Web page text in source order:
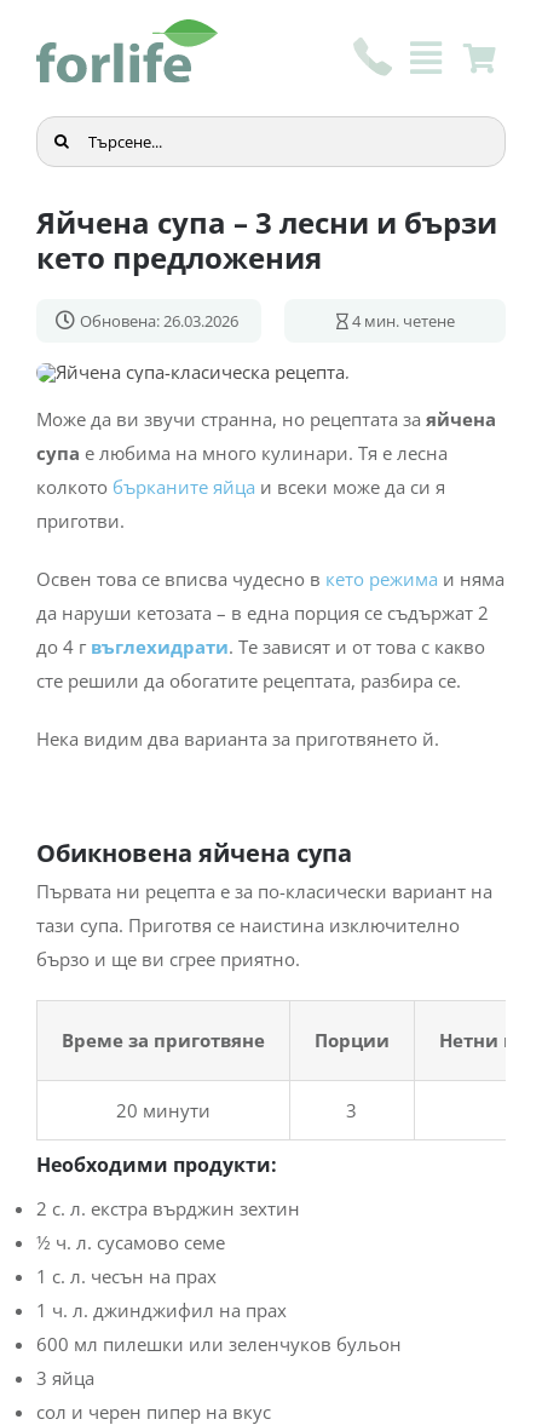
content
Търсене
...
Яйчена супа – 3 лесни и бързи
кето предложения
Обновена: 26.03.2026 4 мин. четене
Може да ви звучи странна, но рецептата за яйчена
супа е любима на много кулинари. Тя е лесна
колкото бърканите яйца и всеки може да си я
приготви.
Освен това се вписва чудесно в кето режима и няма
да наруши кетозата – в една порция се съдържат 2
до 4 г въглехидрати. Те зависят и от това с какво
сте решили да обогатите рецептата, разбира се.
Нека видим два варианта за приготвянето й.
Обикновена яйчена супа
Първата ни рецепта е за по-класически вариант на
тази супа. Приготвя се наистина изключително
бързо и ще ви сгрее приятно.
Време за приготвяне Порции Нетни
20 минути 3
Необходими продукти:
2 с. л. екстра върджин зехтин
½ ч. л. сусамово семе
1 с. л. чесън на прах
1 ч. л. джинджифил на прах
600 мл пилешки или зеленчуков бульон
3 яйца
сол и черен пипер на вкус